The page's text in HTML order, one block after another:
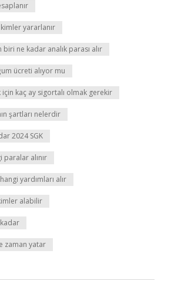
yararlanır
ne kadar analık parası alır
ücreti alıyor mu
kaç ay sigortalı olmak gerekir
şartları nelerdir
2024 SGK
paralar alınır
yardımları alır
alabilir
kadar
zaman yatar